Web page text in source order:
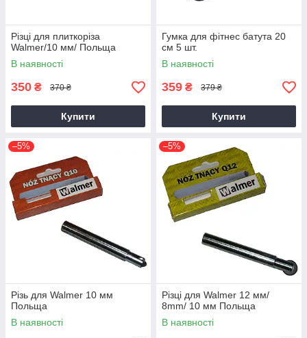
Різці для плиткоріза
Walmer/10 мм/ Польща
В наявності
350 ₴ 370 ₴
Купити
Гумка для фітнес батута 20
см 5 шт.
В наявності
359 ₴ 379 ₴
Купити
–5%
Різь для Walmer 10 мм
Польща
В наявності
–5%
Різці для Walmer 12 мм/
8mm/ 10 мм Польща
В наявності